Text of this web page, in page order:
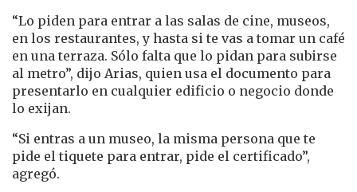
“Lo piden para entrar a las salas de cine, museos,
en los restaurantes, y hasta si te vas a tomar un café
en una terraza. Sólo falta que lo pidan para subirse
al metro”, dijo Arias, quien usa el documento para
presentarlo en cualquier edificio o negocio donde
lo exijan.
“Si entras a un museo, la misma persona que te
pide el tiquete para entrar, pide el certificado”,
agregó.